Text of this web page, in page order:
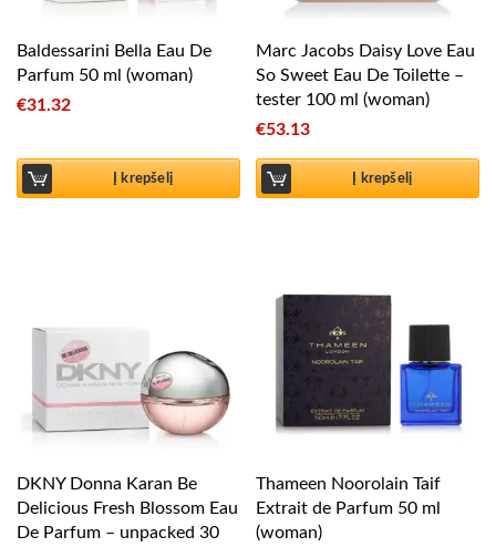
Baldessarini Bella Eau De
Parfum 50 ml (woman)
€31.32
Į krepšelį
Marc Jacobs Daisy Love Eau
So Sweet Eau De Toilette –
tester 100 ml (woman)
€53.13
Į krepšelį
DKNY Donna Karan Be
Delicious Fresh Blossom Eau
De Parfum – unpacked 30
Thameen Noorolain Taif
Extrait de Parfum 50 ml
(woman)